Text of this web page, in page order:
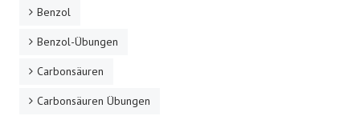
Benzol
Benzol-Übungen
Carbonsäuren
Carbonsäuren Übungen